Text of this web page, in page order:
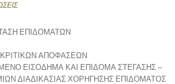
ΕΠΙΔΟΜΑΤΩΝ
ΑΠΟΦΑΣΕΩΝ
ΕΙΣΟΔΗΜΑ ΚΑΙ ΕΠΙΔΟΜΑ ΣΤΕΓΑΣΗΣ –
ΔΙΑΔΙΚΑΣΙΑΣ ΧΟΡΗΓΗΣΗΣ ΕΠΙΔΟΜΑΤΟΣ